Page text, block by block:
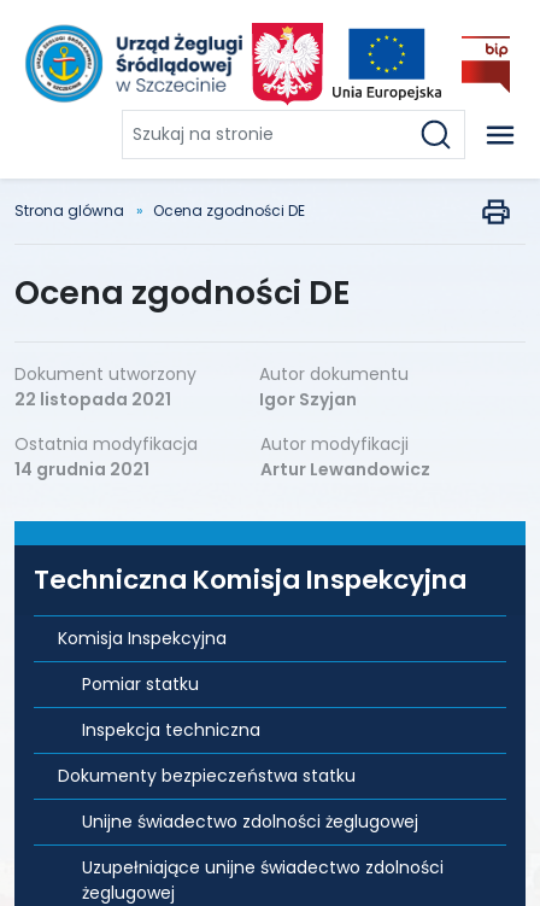
Szukaj
na
stronie
Strona glówna Ocena zgodności DE
Ocena zgodności DE
Dokument utworzony
22 listopada 2021
Autor dokumentu
Igor Szyjan
Ostatnia modyfikacja
14 grudnia 2021
Autor modyfikacji
Artur Lewandowicz
Techniczna Komisja Inspekcyjna
Komisja Inspekcyjna
Pomiar statku
Inspekcja techniczna
Dokumenty bezpieczeństwa statku
Unijne świadectwo zdolności żeglugowej
Uzupełniające unijne świadectwo zdolności
żeglugowej